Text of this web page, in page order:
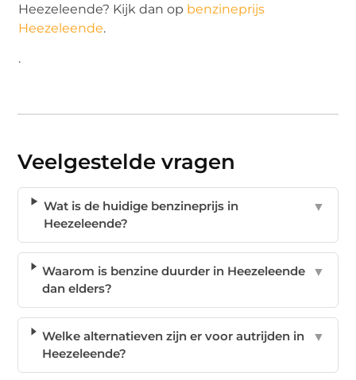
Heezeleende? Kijk dan op benzineprijs
Heezeleende.
.
Veelgestelde vragen
Wat is de huidige benzineprijs in
Heezeleende?
▼
Waarom is benzine duurder in Heezeleende
dan elders?
▼
Welke alternatieven zijn er voor autrijden in
Heezeleende?
▼